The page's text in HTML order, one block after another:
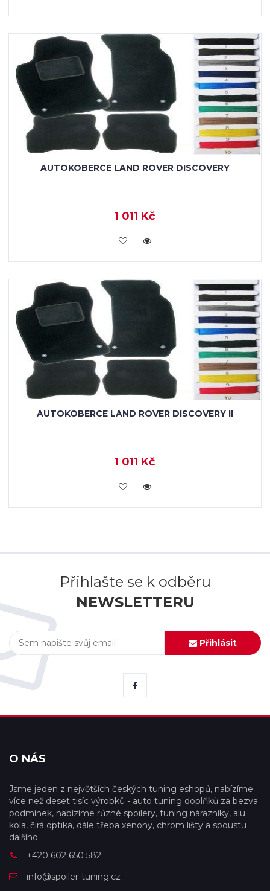
AUTOKOBERCE LAND ROVER DISCOVERY
1 011 Kč
KOUPIT
AUTOKOBERCE LAND ROVER DISCOVERY II
1 011 Kč
KOUPIT
Přihlašte se k odběru
NEWSLETTERU
Přihlásit
O NÁS
Jsme jeden z největších českých tuning eshopů, nabízíme
více než deset tisíc výrobků - auto tuning doplňků za bezva
podmínek, nabízíme různé spoilery, tuning nárazníky, alu
kola, čirá optika, dále třeba xenony, chrom lišty a spoustu
dalšího.
+420 602 650 582
info@spoiler-tuning.cz